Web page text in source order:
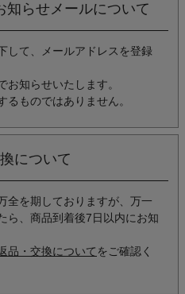
知らせメールについて
して、メールアドレスを登録
知らせいたします。
ものではありません。
について
全を期しておりますが、万一
ら、商品到着後7日以内にお知
品・交換について をご確認く